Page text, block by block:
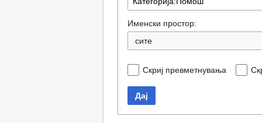
Именски простор:
сите
Скриј превметнувања
Дај